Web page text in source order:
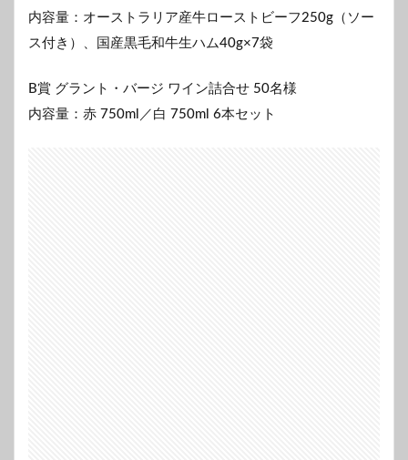
内容量：オーストラリア産牛ローストビーフ250g（ソー
ス付き）、国産黒毛和牛生ハム40g×7袋
B賞 グラント・バージ ワイン詰合せ 50名様
内容量：赤 750ml／白 750ml 6本セット